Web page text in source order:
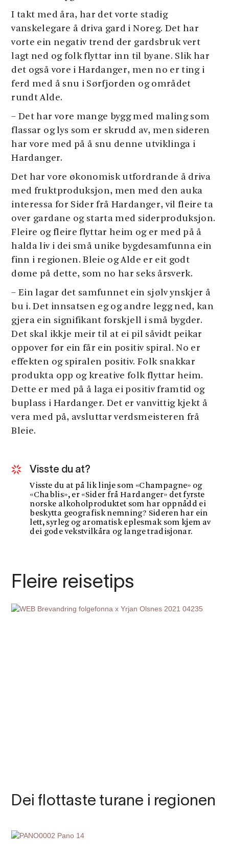
I takt med åra, har det vorte stadig
vanskelegare å driva gard i Noreg. Det har
vorte ein negativ trend der gardsbruk vert
lagt ned og folk flyttar inn til byane. Slik har
det også vore i Hardanger, men no er ting i
ferd med å snu i Sørfjorden og området
rundt Alde.
– Det har vore mange bygg med maling som
flassar og lys som er skrudd av, men sideren
har vore med på å snu denne utviklinga i
Hardanger.
Det har vore økonomisk utfordrande å driva
med fruktproduksjon, men med den auka
interessa for Sider frå Hardanger, vil fleire ta
over gardane og starta med siderproduksjon.
Fleire og fleire flyttar heim og er med på å
halda liv i dei små unike bygdesamfunna ein
finn i regionen. Bleie og Alde er eit godt
døme på dette, som no har seks årsverk.
– Ein lagar det samfunnet ein sjølv ynskjer å
bu i. Det innsatsen eg og andre legg ned, kan
gjera ein signifikant forskjell i små bygder.
Det skal ikkje meir til at ei pil såvidt peikar
oppover før ein får ein positiv spiral. No er
effekten og spiralen positiv. Folk snakkar
produkta opp og kreative folk flyttar heim.
Dette er med på å laga ei positiv framtid og
buplass i Hardanger. Det er vanvittig kjekt å
vera med på, avsluttar verdsmeisteren frå
Bleie.
Visste du at?
Visste du at på lik linje som «Champagne» og
«Chablis», er «Sider frå Hardanger» det fyrste
norske alkoholproduktet som har oppnådd ei
beskytta geografisk nemning? Sideren har ein
lett, syrleg og aromatisk eplesmak som kjem av
dei gode vekstvilkåra og lange tradisjonar.
Fleire reisetips
Dei flottaste turane i regionen